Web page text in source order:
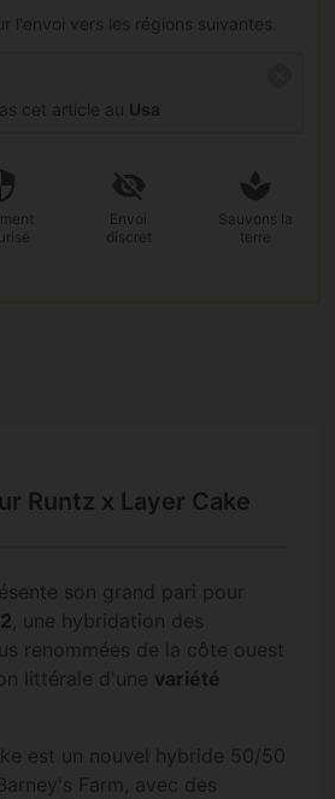
l'envoi vers les régions suivantes.
cet article au Usa
Envoi
discret
Sauvons la
terre
Runtz x Layer Cake
son grand pari pour
, une hybridation des
renommées de la côte ouest
littérale d'une variété
est un nouvel hybride 50/50
Farm, avec des